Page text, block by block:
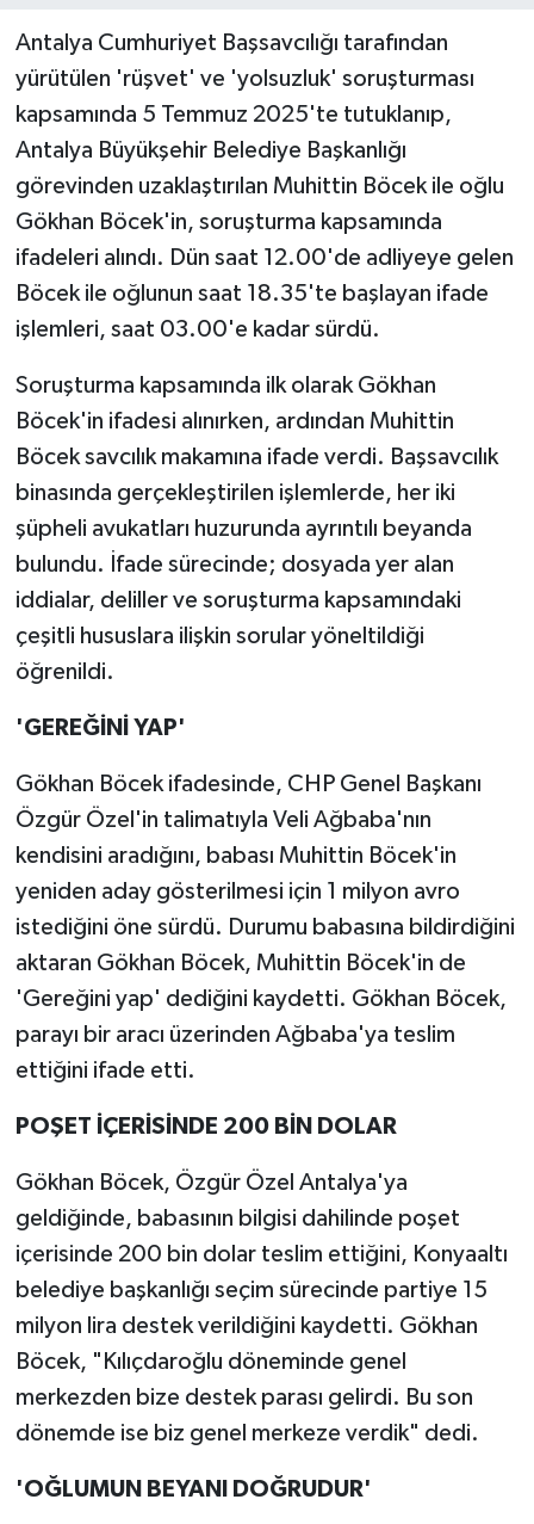
Antalya Cumhuriyet Başsavcılığı tarafından
yürütülen 'rüşvet' ve 'yolsuzluk' soruşturması
kapsamında 5 Temmuz 2025'te tutuklanıp,
Antalya Büyükşehir Belediye Başkanlığı
görevinden uzaklaştırılan Muhittin Böcek ile oğlu
Gökhan Böcek'in, soruşturma kapsamında
ifadeleri alındı. Dün saat 12.00'de adliyeye gelen
Böcek ile oğlunun saat 18.35'te başlayan ifade
işlemleri, saat 03.00'e kadar sürdü.
Soruşturma kapsamında ilk olarak Gökhan
Böcek'in ifadesi alınırken, ardından Muhittin
Böcek savcılık makamına ifade verdi. Başsavcılık
binasında gerçekleştirilen işlemlerde, her iki
şüpheli avukatları huzurunda ayrıntılı beyanda
bulundu. İfade sürecinde; dosyada yer alan
iddialar, deliller ve soruşturma kapsamındaki
çeşitli hususlara ilişkin sorular yöneltildiği
öğrenildi.
'GEREĞİNİ YAP'
Gökhan Böcek ifadesinde, CHP Genel Başkanı
Özgür Özel'in talimatıyla Veli Ağbaba'nın
kendisini aradığını, babası Muhittin Böcek'in
yeniden aday gösterilmesi için 1 milyon avro
istediğini öne sürdü. Durumu babasına bildirdiğini
aktaran Gökhan Böcek, Muhittin Böcek'in de
'Gereğini yap' dediğini kaydetti. Gökhan Böcek,
parayı bir aracı üzerinden Ağbaba'ya teslim
ettiğini ifade etti.
POŞET İÇERİSİNDE 200 BİN DOLAR
Gökhan Böcek, Özgür Özel Antalya'ya
geldiğinde, babasının bilgisi dahilinde poşet
içerisinde 200 bin dolar teslim ettiğini, Konyaaltı
belediye başkanlığı seçim sürecinde partiye 15
milyon lira destek verildiğini kaydetti. Gökhan
Böcek, "Kılıçdaroğlu döneminde genel
merkezden bize destek parası gelirdi. Bu son
dönemde ise biz genel merkeze verdik" dedi.
'OĞLUMUN BEYANI DOĞRUDUR'